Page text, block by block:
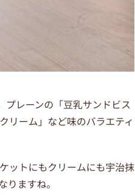
プレーンの「豆乳サンドビス
ーム」など味のバラエティ
ットにもクリームにも宇治抹
ますね。